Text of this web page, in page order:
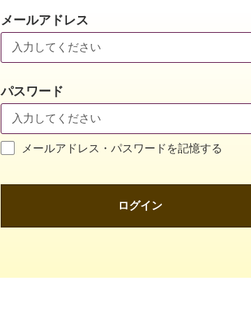
メールアドレス
パスワード
メールアドレス・パスワードを記憶する
ログイン